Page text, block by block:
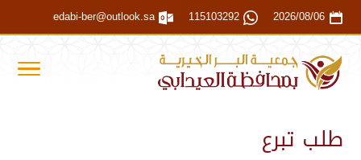
2026/08/06
115103292
edabi-ber@outlook.sa
طلب تبرع